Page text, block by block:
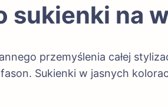
sukienki na
przemyślenia całej
Sukienki w jasnych